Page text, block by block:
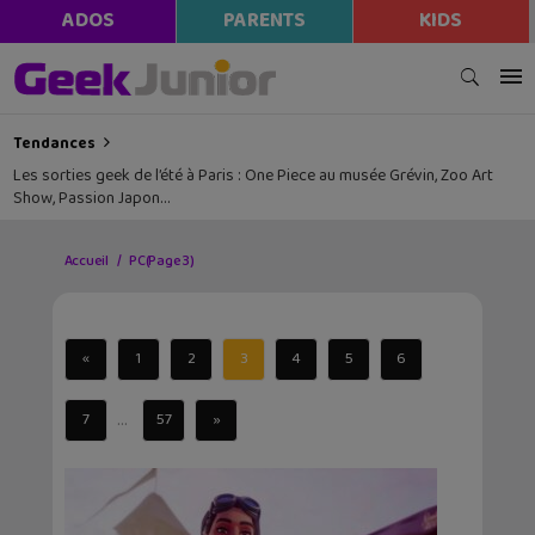
ADOS PARENTS KIDS
Tendances
Les sorties geek de l’été à Paris : One Piece au musée Grévin, Zoo Art
Show, Passion Japon…
Accueil PC(Page 3)
« 1 2 3 4 5 6
7 ... 57 »